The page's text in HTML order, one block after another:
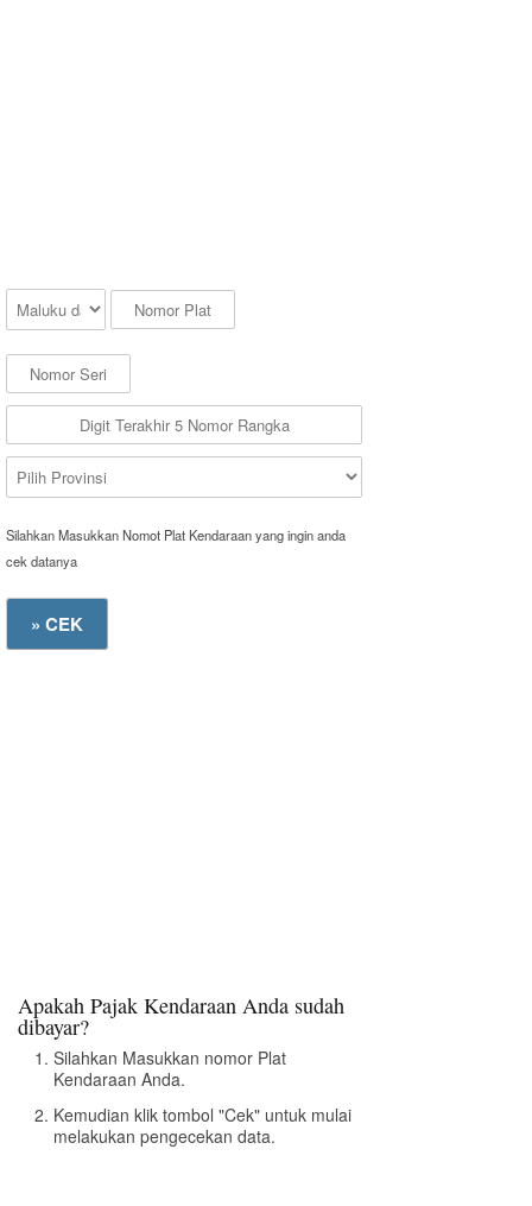
Silahkan Masukkan Nomot Plat Kendaraan yang ingin anda
cek datanya
Apakah Pajak Kendaraan Anda sudah
dibayar?
Silahkan Masukkan nomor Plat
Kendaraan Anda.
Kemudian klik tombol "Cek" untuk mulai
melakukan pengecekan data.